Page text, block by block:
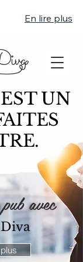
En lire plus